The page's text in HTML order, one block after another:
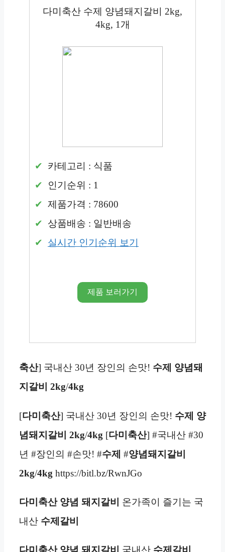
다미축산 수제 양념돼지갈비 2kg,
4kg, 1개
카테고리 : 식품
인기순위 : 1
제품가격 : 78600
상품배송 : 일반배송
실시간 인기순위 보기
제품 보러가기
축산] 국내산 30년 장인의 손맛! 수제 양념돼
지갈비 2kg/4kg
[다미축산] 국내산 30년 장인의 손맛! 수제 양
념돼지갈비 2kg/4kg [다미축산] #국내산 #30
년 #장인의 #손맛! #수제 #양념돼지갈비
2kg/4kg https://bitl.bz/RwnJGo
다미축산 양념 돼지갈비
온가족이 즐기는 국
내산 수제 갈비
다미축산 양념 돼지갈비 국내산 수제 갈비